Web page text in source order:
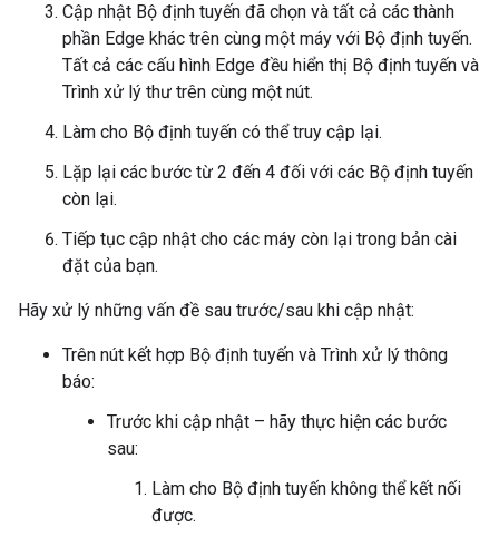
Cập nhật Bộ định tuyến đã chọn và tất cả các thành
phần Edge khác trên cùng một máy với Bộ định tuyến.
Tất cả các cấu hình Edge đều hiển thị Bộ định tuyến và
Trình xử lý thư trên cùng một nút.
Làm cho Bộ định tuyến có thể truy cập lại.
Lặp lại các bước từ 2 đến 4 đối với các Bộ định tuyến
còn lại.
Tiếp tục cập nhật cho các máy còn lại trong bản cài
đặt của bạn.
Hãy xử lý những vấn đề sau trước/sau khi cập nhật:
Trên nút kết hợp Bộ định tuyến và Trình xử lý thông
báo:
Trước khi cập nhật – hãy thực hiện các bước
sau:
Làm cho Bộ định tuyến không thể kết nối
được.